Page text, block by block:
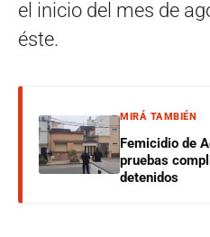
el inicio del mes de
éste.
MIRÁ TAMBIÉN
Femicidio de
pruebas
detenidos